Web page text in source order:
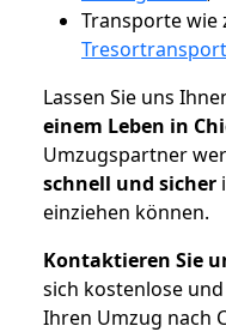
Transporte wie
Tresortransport
Lassen Sie uns
einem Leben in
Umzugspartner
schnell und sicher
einziehen können.
Kontaktieren Sie
sich kostenlose
Ihren Umzug nach